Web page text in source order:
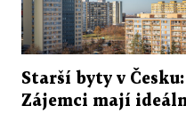
Starší byty v
Zájemci mají